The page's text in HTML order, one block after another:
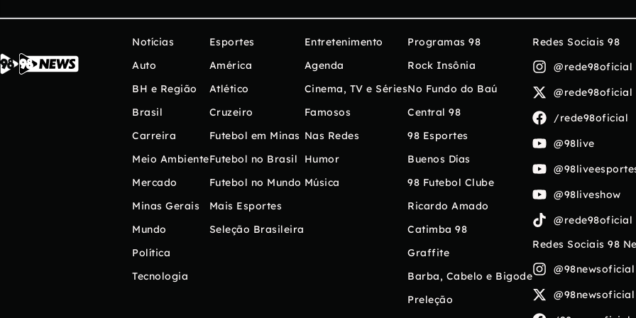
Notícias
Auto
BH e Região
Brasil
Carreira
Meio Ambiente
Mercado
Minas Gerais
Mundo
Política
Tecnologia
Esportes
América
Atlético
Cruzeiro
Futebol em Minas
Futebol no Brasil
Futebol no Mundo
Mais Esportes
Seleção Brasileira
Entretenimento
Agenda
Cinema, TV e Séries
Famosos
Nas Redes
Humor
Música
Programas 98
Rock Insônia
No Fundo do Baú
Central 98
98 Esportes
Buenos Días
98 Futebol Clube
Ricardo Amado
Catimba 98
Graffite
Barba, Cabelo e Bigode
Preleção
Redes Sociais 98
@rede98oficial
@rede98oficial
/rede98oficial
@98live
@98liveshow
@rede98oficial
Redes Sociais 98
@98newsoficial
@98newsoficial